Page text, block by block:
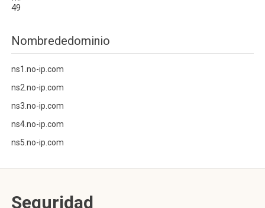
49
Nombrededominio
ns1.no-ip.com
ns2.no-ip.com
ns3.no-ip.com
ns4.no-ip.com
ns5.no-ip.com
Seguridad